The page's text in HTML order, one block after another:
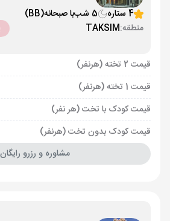
4 ستاره
5 شب با صبحانه(BB)
منطقه:TAKSIM
قیمت 2 تخته (هرنفر)
قیمت 1 تخته (هرنفر)
قیمت کودک با تخت (هر نفر)
قیمت کودک بدون تخت (هرنفر)
مشاوره و رزرو رایگان